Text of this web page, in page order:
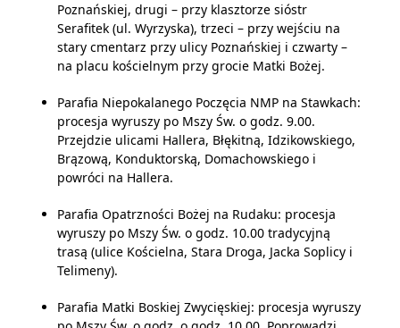
Poznańskiej, drugi – przy klasztorze sióstr
Serafitek (ul. Wyrzyska), trzeci – przy wejściu na
stary cmentarz przy ulicy Poznańskiej i czwarty –
na placu kościelnym przy grocie Matki Bożej.
Parafia Niepokalanego Poczęcia NMP na Stawkach:
procesja wyruszy po Mszy Św. o godz. 9.00.
Przejdzie ulicami Hallera, Błękitną, Idzikowskiego,
Brązową, Konduktorską, Domachowskiego i
powróci na Hallera.
Parafia Opatrzności Bożej na Rudaku: procesja
wyruszy po Mszy Św. o godz. 10.00 tradycyjną
trasą (ulice Kościelna, Stara Droga, Jacka Soplicy i
Telimeny).
Parafia Matki Boskiej Zwycięskiej: procesja wyruszy